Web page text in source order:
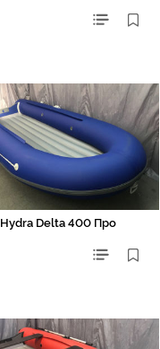
Hydra Delta 400 Про